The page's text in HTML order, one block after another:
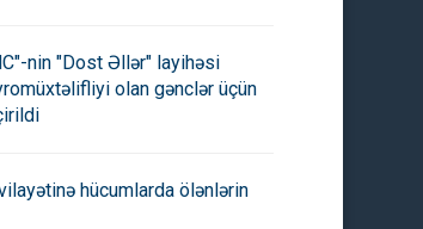
nin "Dost Əllər" layihəsi
olan gənclər üçün
hücumlarda ölənlərin